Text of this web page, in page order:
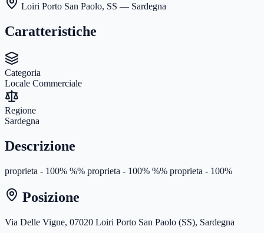
Loiri Porto San Paolo, SS — Sardegna
Caratteristiche
Categoria
Locale Commerciale
Regione
Sardegna
Descrizione
proprieta - 100% %% proprieta - 100% %% proprieta - 100%
Posizione
Via Delle Vigne, 07020 Loiri Porto San Paolo (SS), Sardegna